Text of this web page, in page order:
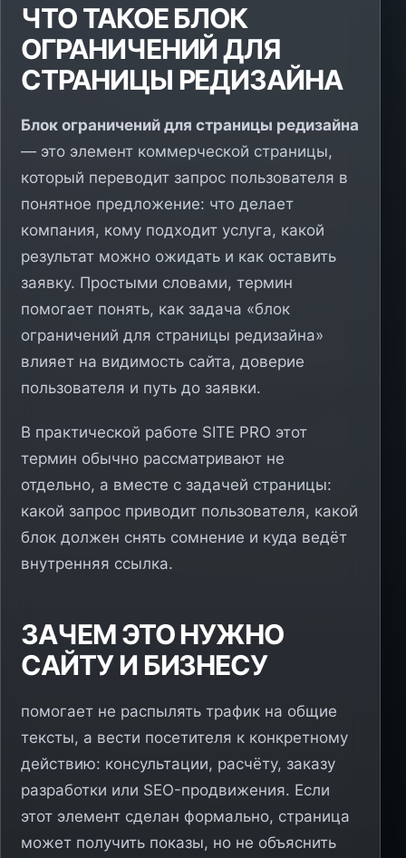
ЧТО ТАКОЕ БЛОК
ОГРАНИЧЕНИЙ ДЛЯ
СТРАНИЦЫ РЕДИЗАЙНА
Блок ограничений для страницы редизайна
— это элемент коммерческой страницы,
который переводит запрос пользователя в
понятное предложение: что делает
компания, кому подходит услуга, какой
результат можно ожидать и как оставить
заявку. Простыми словами, термин
помогает понять, как задача «блок
ограничений для страницы редизайна»
влияет на видимость сайта, доверие
пользователя и путь до заявки.
В практической работе SITE PRO этот
термин обычно рассматривают не
отдельно, а вместе с задачей страницы:
какой запрос приводит пользователя, какой
блок должен снять сомнение и куда ведёт
внутренняя ссылка.
ЗАЧЕМ ЭТО НУЖНО
САЙТУ И БИЗНЕСУ
помогает не распылять трафик на общие
тексты, а вести посетителя к конкретному
действию: консультации, расчёту, заказу
разработки или SEO-продвижения. Если
этот элемент сделан формально, страница
может получить показы, но не объяснить